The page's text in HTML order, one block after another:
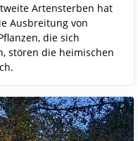
Artensterben hat
Ausbreitung von
die sich
stören die heimischen